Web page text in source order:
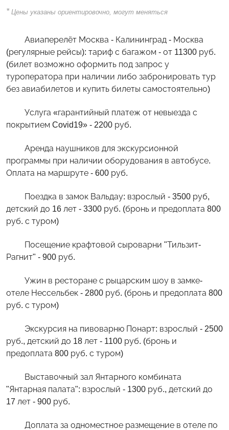
* Цены указаны ориентировочно, могут меняться
Авиаперелёт Москва - Калининград - Москва
(регулярные рейсы): тариф с багажом - от 11300 руб.
(билет возможно оформить под запрос у
туроператора при наличии либо забронировать тур
без авиабилетов и купить билеты самостоятельно)
Услуга «гарантийный платеж от невыезда с
покрытием Covid19» - 2200 руб.
Аренда наушников для экскурсионной
программы при наличии оборудования в автобусе.
Оплата на маршруте - 600 руб.
Поездка в замок Вальдау: взрослый - 3500 руб,
детский до 16 лет - 3300 руб. (бронь и предоплата 800
руб. с туром)
Посещение крафтовой сыроварни "Тильзит-
Рагнит" - 900 руб.
Ужин в ресторане с рыцарским шоу в замке-
отеле Нессельбек - 2800 руб. (бронь и предоплата 800
руб. с туром)
Экскурсия на пивоварню Понарт: взрослый - 2500
руб., детский до 18 лет - 1100 руб. (бронь и
предоплата 800 руб. с туром)
Выставочный зал Янтарного комбината
"Янтарная палата": взрослый - 1300 руб., детский до
17 лет - 900 руб.
Доплата за одноместное размещение в отеле по